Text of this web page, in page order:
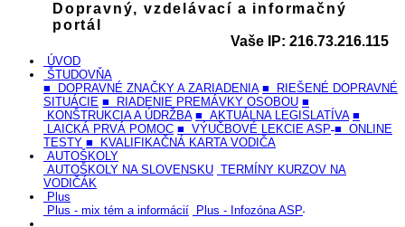
Dopravný, vzdelávací a informačný
portál
Vaše IP: 216.73.216.115
ÚVOD
ŠTUDOVŇA
■ DOPRAVNÉ ZNAČKY A ZARIADENIA ■ RIEŠENÉ DOPRAVNÉ
SITUÁCIE ■ RIADENIE PREMÁVKY OSOBOU ■
KONŠTRUKCIA A ÚDRŽBA ■ AKTUÁLNA LEGISLATÍVA ■
LAICKÁ PRVÁ POMOC ■ VÝUČBOVÉ LEKCIE ASP ■ ONLINE
TESTY ■ KVALIFIKAČNÁ KARTA VODIČA
AUTOŠKOLY
AUTOŠKOLY NA SLOVENSKU TERMÍNY KURZOV NA
VODIČÁK
Plus
Plus - mix tém a informácií
Plus - Infozóna ASP